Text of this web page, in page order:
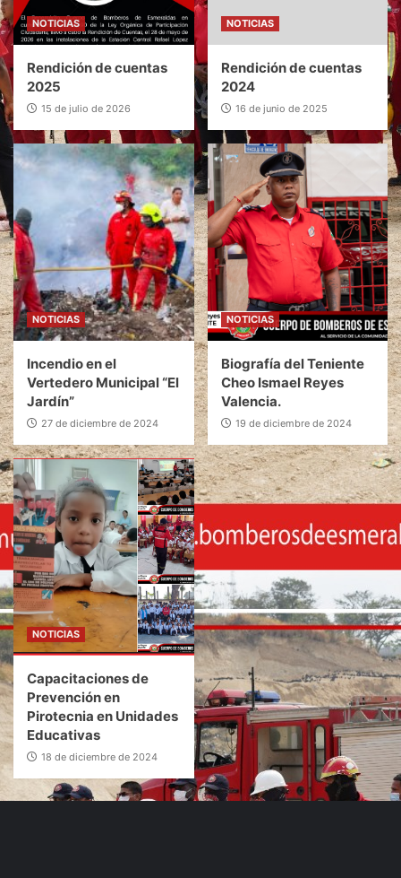
NOTICIAS
Rendición de cuentas
2025
15 de julio de 2026
NOTICIAS
Rendición de cuentas
2024
16 de junio de 2025
NOTICIAS
Incendio en el
Vertedero Municipal “El
Jardín”
27 de diciembre de 2024
NOTICIAS
Biografía del Teniente
Cheo Ismael Reyes
Valencia.
19 de diciembre de 2024
NOTICIAS
Capacitaciones de
Prevención en
Pirotecnia en Unidades
Educativas
18 de diciembre de 2024